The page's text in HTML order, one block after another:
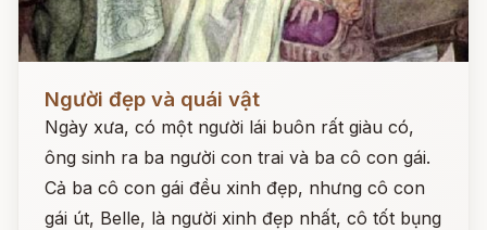
Người đẹp và quái vật
Ngày xưa, có một người lái buôn rất giàu có,
ông sinh ra ba người con trai và ba cô con gái.
Cả ba cô con gái đều xinh đẹp, nhưng cô con
gái út, Belle, là người xinh đẹp nhất, cô tốt bụng